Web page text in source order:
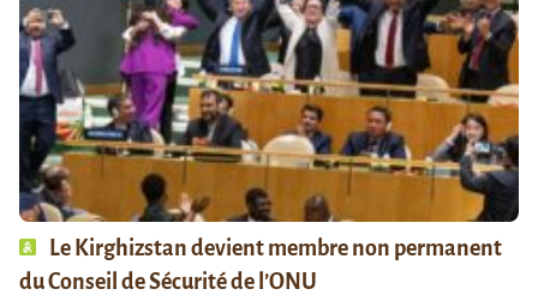
Le Kirghizstan devient membre non permanent
du Conseil de Sécurité de l’ONU